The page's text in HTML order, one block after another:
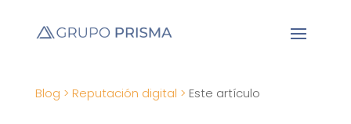
Blog > Reputación digital > Este artículo